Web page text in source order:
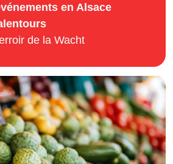
en Alsace
de la Wacht